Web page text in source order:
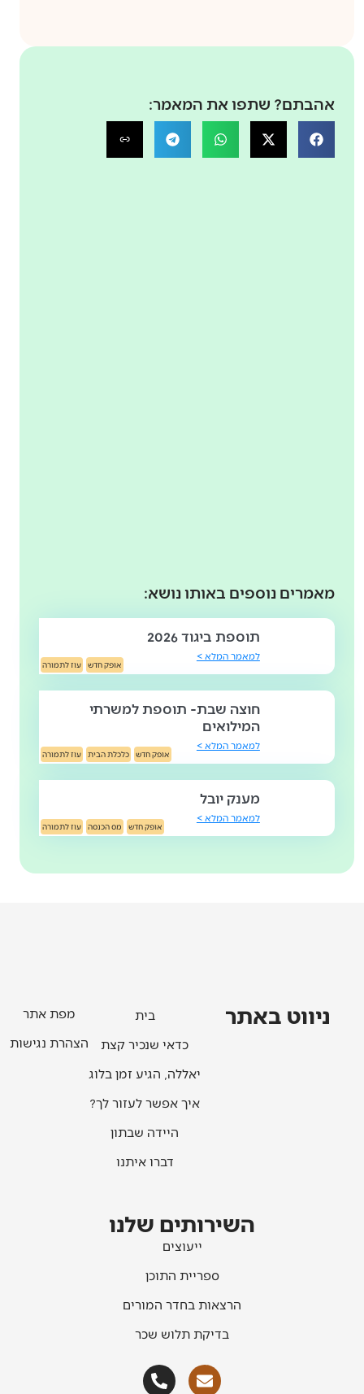
אהבתם? שתפו את המאמר:
מאמרים נוספים באותו נושא:
אופק חדש עוז לתמורה
תוספת ביגוד 2026
למאמר המלא >
אופק חדש כלכלת הבית עוז לתמורה
חוצה שבת- תוספת למשרתי
המילואים
למאמר המלא >
אופק חדש מס הכנסה עוז לתמורה
מענק יובל
למאמר המלא >
ניווט באתר
בית
כדאי שנכיר קצת
יאללה, הגיע זמן בלוג
איך אפשר לעזור לך?
היידה שבתון
דברו איתנו
מפת אתר
הצהרת נגישות
השירותים שלנו
ייעוצים
ספריית התוכן
הרצאות בחדר המורים
בדיקת תלוש שכר